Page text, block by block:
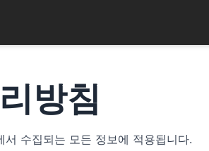
방침
수집되는 모든 정보에 적용됩니다.